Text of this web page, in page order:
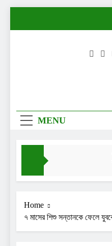
MENU
Home
৭ মাসের শিশু সন্তানকে ফেলে